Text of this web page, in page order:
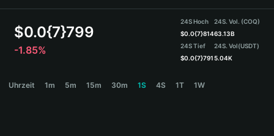
ภาษาไทย
Español
Español (Argentina)
$0.0{7}799
-1.85%
24S Hoch
$0.0{7}814
24S Tief
$0.0{7}791
24S. Vol. (COQ)
63.13B
24S. Vol(USDT)
5.04K
Uhrzeit 1m 5m 15m 30m 1S 4S 1T 1W